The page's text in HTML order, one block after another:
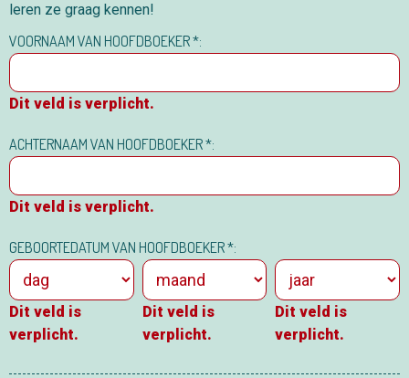
leren ze graag kennen!
VOORNAAM VAN HOOFDBOEKER *:
Dit veld is verplicht.
ACHTERNAAM VAN HOOFDBOEKER *:
Dit veld is verplicht.
GEBOORTEDATUM VAN HOOFDBOEKER *:
Dit veld is
verplicht.
Dit veld is
verplicht.
Dit veld is
verplicht.